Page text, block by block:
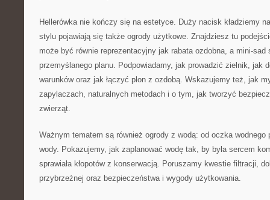
Hellerówka nie kończy się na estetyce. Duży nacisk kładziemy
stylu pojawiają się także ogrody użytkowe. Znajdziesz tu
może być równie reprezentacyjny jak rabata ozdobna, a mini-
przemyślanego planu. Podpowiadamy, jak prowadzić zielnik, jak
warunków oraz jak łączyć plon z ozdobą. Wskazujemy też, jak
zapylaczach, naturalnych metodach i o tym, jak tworzyć
zwierząt.
Ważnym tematem są również ogrody z wodą: od oczka wodnego
wody. Pokazujemy, jak zaplanować wodę tak, by była sercem
sprawiała kłopotów z konserwacją. Poruszamy kwestie filtracji,
przybrzeżnej oraz bezpieczeństwa i wygody użytkowania.